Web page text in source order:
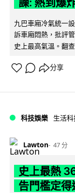
九巴車廂冷氣統一
訴車廂悶熱，批評
史上最高氣溫。翻
分享
科技娛樂 生活科
Lawton 47 分
史上最熱
告門檻定得